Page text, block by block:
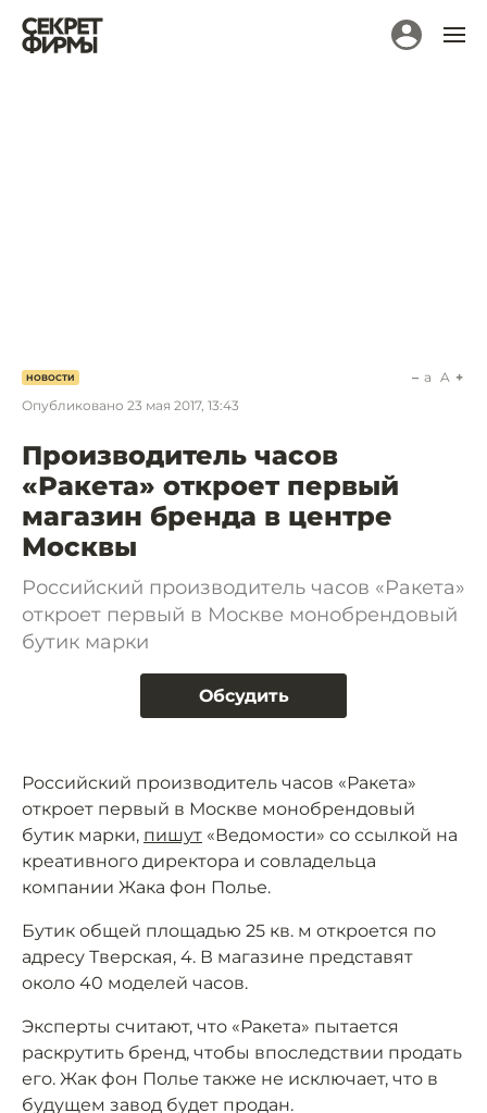
НОВОСТИ
Опубликовано 23 мая 2017, 13:43
a A
Производитель часов
«Ракета» откроет первый
магазин бренда в центре
Москвы
Российский производитель часов «Ракета»
откроет первый в Москве монобрендовый
бутик марки
Обсудить
Российский производитель часов «Ракета»
откроет первый в Москве монобрендовый
бутик марки, пишут «Ведомости» со ссылкой на
креативного директора и совладельца
компании Жака фон Полье.
Бутик общей площадью 25 кв. м откроется по
адресу Тверская, 4. В магазине представят
около 40 моделей часов.
Эксперты считают, что «Ракета» пытается
раскрутить бренд, чтобы впоследствии продать
его. Жак фон Полье также не исключает, что в
будущем завод будет продан.